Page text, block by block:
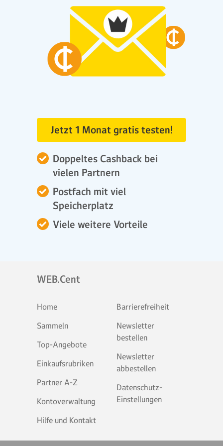
Doppeltes Cashback bei
vielen Partnern
Postfach mit viel
Speicherplatz
Viele weitere Vorteile
Jetzt 1 Monat gratis testen!
WEB.Cent
Home
Sammeln
Top-Angebote
Einkaufsrubriken
Partner A-Z
Kontoverwaltung
Hilfe und Kontakt
Barrierefreiheit
Newsletter
bestellen
Newsletter
abbestellen
Datenschutz-
Einstellungen